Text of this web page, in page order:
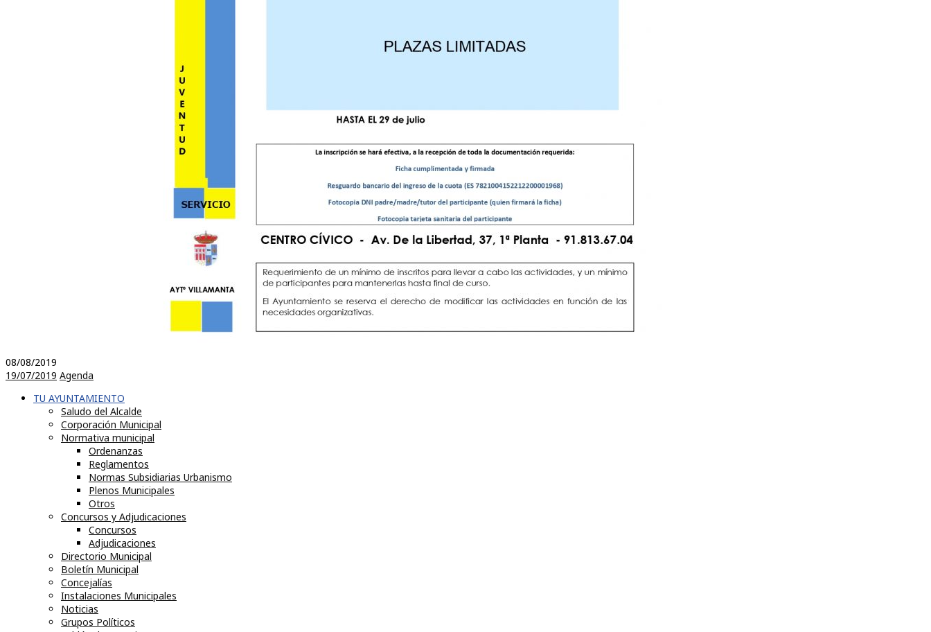
08/08/2019
19/07/2019 Agenda
TU AYUNTAMIENTO
Saludo del Alcalde
Corporación Municipal
Normativa municipal
Ordenanzas
Reglamentos
Normas Subsidiarias Urbanismo
Plenos Municipales
Otros
Concursos y Adjudicaciones
Concursos
Adjudicaciones
Directorio Municipal
Boletín Municipal
Concejalías
Instalaciones Municipales
Noticias
Grupos Políticos